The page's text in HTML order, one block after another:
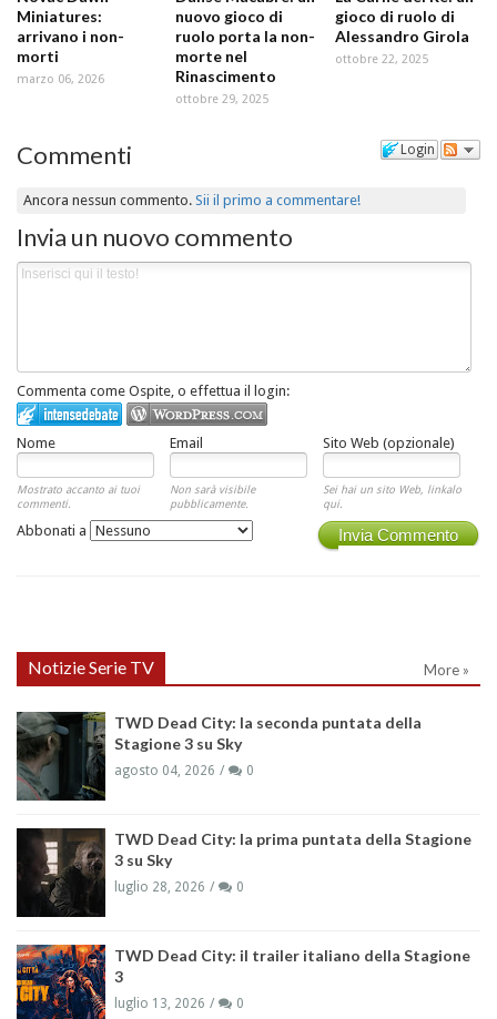
Miniatures:
arrivano i non-
morti
marzo 06, 2026
nuovo gioco di
ruolo porta la non-
morte nel
Rinascimento
ottobre 29, 2025
gioco di ruolo di
Alessandro Girola
ottobre 22, 2025
Login
Commenti
Ancora nessun commento.Sii il primo a commentare!
Invia un nuovo commento
Commenta come Ospite, o effettua il login:
Nome Email Sito Web (opzionale)
Mostrato accanto ai tuoi
commenti.
Non sarà visibile
pubblicamente.
Sei hai un sito Web, linkalo
qui.
Invia Commento
Abbonati a
Notizie Serie TV More »
TWD Dead City: la seconda puntata della
Stagione 3 su Sky
agosto 04, 2026 0
TWD Dead City: la prima puntata della Stagione
3 su Sky
luglio 28, 2026 0
TWD Dead City: il trailer italiano della Stagione
3
luglio 13, 2026 0